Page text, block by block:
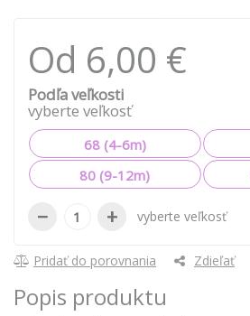
Od 6,00 €
Podľa veľkosti
vyberte veľkosť
68 (4-6m)
80 (9-12m)
− + vyberte veľkosť
Pridať do porovnania Zdieľať
Popis produktu